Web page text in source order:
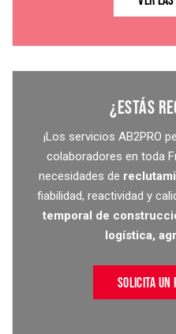
¿ESTÁS
¡Los servicios AB2PRO
colaboradores en toda
necesidades de
fiabilidad, reactividad y
temporal de
logística,
SOLICITA UN